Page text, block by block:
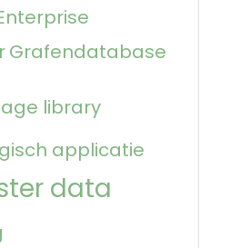
Grafendatabase
library
applicatie
data